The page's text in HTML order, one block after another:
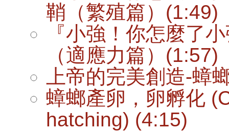
鞘（繁殖篇）(1:49)
『小強！你怎麼了
（適應力篇）(1:57)
上帝的完美創造-蟑
蟑螂產卵，卵孵化
hatching) (4:15)